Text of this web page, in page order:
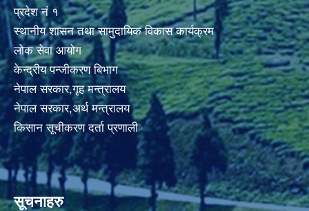
प्रदेश नं १
स्थानीय शासन तथा सामुदायिक विकास कार्यक्रम
लोक सेवा आयोग
केन्द्रीय पन्जीकरण बिभाग
नेपाल सरकार,गृह मन्त्रालय
नेपाल सरकार,अर्थ मन्त्रालय
किसान सूचीकरण दर्ता प्रणाली
सूचनाहरु